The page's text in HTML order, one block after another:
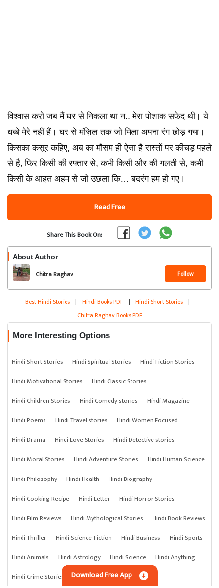
विश्वास करो जब मैं घर से निकला था न.. मेरा पोशाक सफेद थी। ये
धब्बे मेरे नहीं हैं। घर से मंज़िल तक जो मिला अपना रंग छोड़ गया।
किसका कसूर कहिए, अब का मौसम ही ऐसा है रास्तों पर कीचड़ पहले
से है, फिर किसी की रफ्तार से, कभी किसी और की गलती से, कभी
किसी के आहत अहम से जो उछला कि… बदरंग हम हो गए।
Read Free
Share This Book On:
About Author
Chitra Raghav Follow
Best Hindi Stories | Hindi Books PDF | Hindi Short Stories |
Chitra Raghav Books PDF
More Interesting Options
Hindi Short Stories Hindi Spiritual Stories
Hindi Fiction Stories
Hindi Motivational Stories
Hindi Classic Stories
Hindi Children Stories
Hindi Comedy stories
Hindi Magazine
Hindi Poems
Hindi Travel stories
Hindi Women Focused
Hindi Drama
Hindi Love Stories
Hindi Detective stories
Hindi Moral Stories
Hindi Adventure Stories
Hindi Human Science
Hindi Philosophy
Hindi Health
Hindi Biography
Hindi Cooking Recipe
Hindi Letter
Hindi Horror Stories
Hindi Film Reviews
Hindi Mythological Stories
Hindi Book Reviews
Hindi Thriller
Hindi Science-Fiction Hindi Business
Hindi Sports
Hindi Animals
Hindi Astrology Hindi Science
Hindi Anything
Hindi Crime Stories
Download Free App